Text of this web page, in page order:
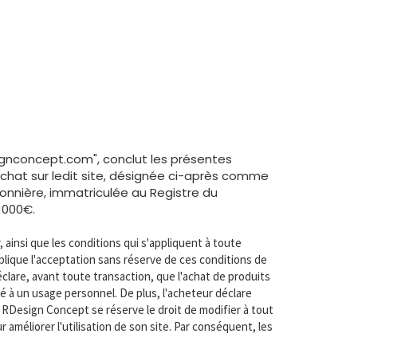
conclut les présentes
sur ledit site, désignée ci-après comme
immatriculée au Registre du
que les conditions qui s'appliquent à toute
l'acceptation sans réserve de ces conditions de
avant toute transaction, que l'achat de produits
un usage personnel. De plus, l'acheteur déclare
Concept se réserve le droit de modifier à tout
l'utilisation de son site. Par conséquent, les